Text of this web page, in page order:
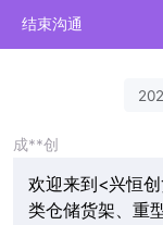
结束沟通
成**创
欢迎来到<兴恒
类仓储货架、重